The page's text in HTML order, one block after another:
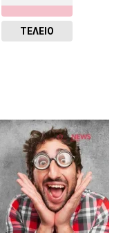
ΤΕΛΕΙΟ